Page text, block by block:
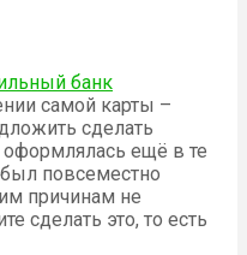
банк
самой карты –
сделать
ещё в те
повсеместно
причинам не
сделать это, то есть